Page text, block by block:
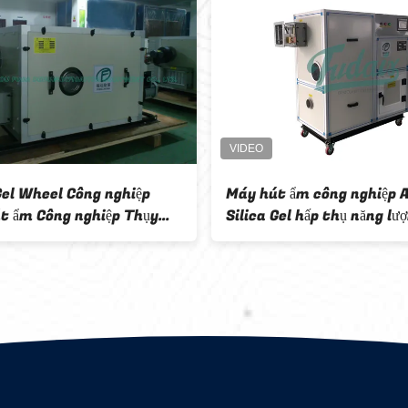
công
cuộn làm
Tiết kiệm năng lượng Máy hút ẩm
không khí công nghiệp cho phòng
thí nghiệm